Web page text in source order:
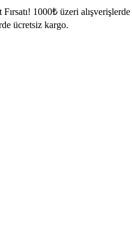
1000₺ üzeri
ücretsiz kargo.